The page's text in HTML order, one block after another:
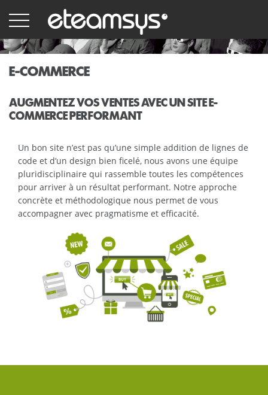
au
principal
E-COMMERCE
AUGMENTEZ VOS VENTES AVEC UN SITE E-
COMMERCE PERFORMANT
Un bon site n’est pas qu’une simple addition de lignes de
code et d’un design bien ficelé, nous avons une équipe
pluridisciplinaire qui rassemble toutes les compétences
pour arriver à un résultat performant. Notre approche
concrète et méthodologique nous permet de vous
accompagner avec pragmatisme et efficacité.